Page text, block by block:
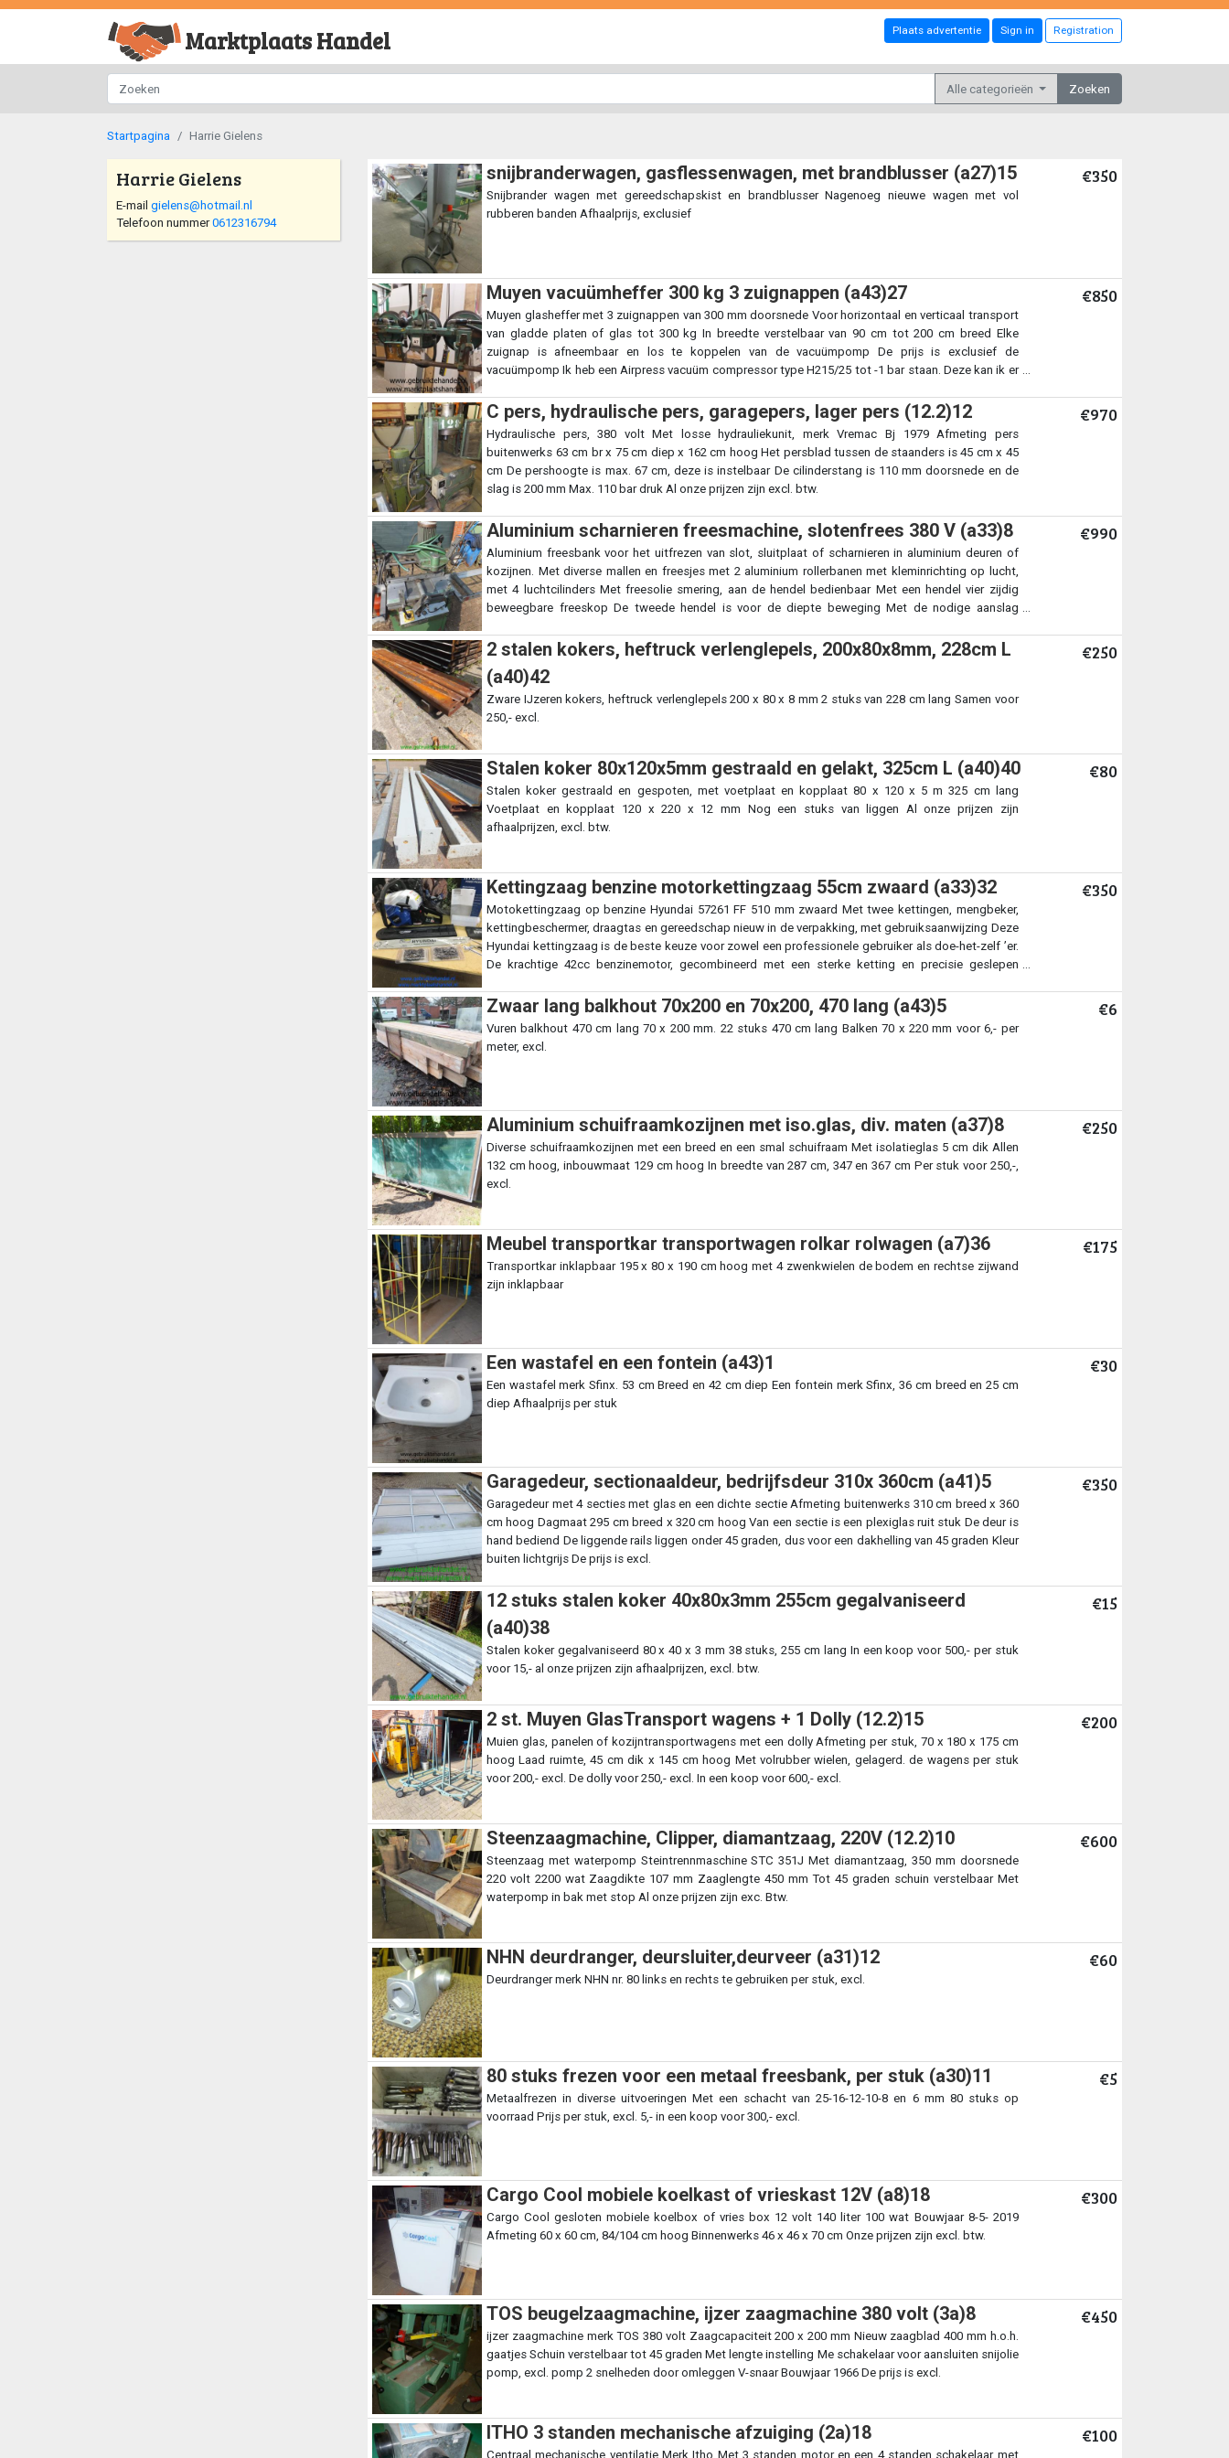
Marktplaats Handel Plaats advertentie Sign in Registration
Alle categorieën Zoeken
Startpagina Harrie Gielens
Harrie Gielens
E-mail gielens@hotmail.nl
Telefoon nummer0612316794
snijbranderwagen, gasflessenwagen, met brandblusser (a27)15 €350
Snijbrander wagen met gereedschapskist en brandblusser Nagenoeg nieuwe wagen met vol
rubberen banden Afhaalprijs, exclusief
Muyen vacuümheffer 300 kg 3 zuignappen (a43)27 €850
Muyen glasheffer met 3 zuignappen van 300 mm doorsnede Voor horizontaal en verticaal transport
van gladde platen of glas tot 300 kg In breedte verstelbaar van 90 cm tot 200 cm breed Elke
zuignap is afneembaar en los te koppelen van de vacuümpomp De prijs is exclusief de
vacuümpomp Ik heb een Airpress vacuüm compressor type H215/25 tot -1 bar staan. Deze kan ik er
C pers, hydraulische pers, garagepers, lager pers (12.2)12 €970
Hydraulische pers, 380 volt Met losse hydrauliekunit, merk Vremac Bj 1979 Afmeting pers
buitenwerks 63 cm br x 75 cm diep x 162 cm hoog Het persblad tussen de staanders is 45 cm x 45
cm De pershoogte is max. 67 cm, deze is instelbaar De cilinderstang is 110 mm doorsnede en de
slag is 200 mm Max. 110 bar druk Al onze prijzen zijn excl. btw.
Aluminium scharnieren freesmachine, slotenfrees 380 V (a33)8 €990
Aluminium freesbank voor het uitfrezen van slot, sluitplaat of scharnieren in aluminium deuren of
kozijnen. Met diverse mallen en freesjes met 2 aluminium rollerbanen met kleminrichting op lucht,
met 4 luchtcilinders Met freesolie smering, aan de hendel bedienbaar Met een hendel vier zijdig
beweegbare freeskop De tweede hendel is voor de diepte beweging Met de nodige aanslag
2 stalen kokers, heftruck verlenglepels, 200x80x8mm, 228cm L
(a40)42
€250
Zware IJzeren kokers, heftruck verlenglepels 200 x 80 x 8 mm 2 stuks van 228 cm lang Samen voor
250,- excl.
Stalen koker 80x120x5mm gestraald en gelakt, 325cm L (a40)40 €80
Stalen koker gestraald en gespoten, met voetplaat en kopplaat 80 x 120 x 5 m 325 cm lang
Voetplaat en kopplaat 120 x 220 x 12 mm Nog een stuks van liggen Al onze prijzen zijn
afhaalprijzen, excl. btw.
Kettingzaag benzine motorkettingzaag 55cm zwaard (a33)32 €350
Motokettingzaag op benzine Hyundai 57261 FF 510 mm zwaard Met twee kettingen, mengbeker,
kettingbeschermer, draagtas en gereedschap nieuw in de verpakking, met gebruiksaanwijzing Deze
Hyundai kettingzaag is de beste keuze voor zowel een professionele gebruiker als doe-het-zelf ’er.
De krachtige 42cc benzinemotor, gecombineerd met een sterke ketting en precisie geslepen
wordt aangestuurd door een krachtige benzine motor 42cc (2-takt). Deze luchtgekoelde 0.9 pk
motor is uitgerust met de nieuwste Euro 2 technologie. Dit zorgt ervoor dat de motor eenvoudig
start en lang te gebruiken is. Bovendien is deze vriendelijk voor milieu en omgeving door een laag
brandstofverbruik en weinig geluidsoverlast. De prijzen zijn afhaalprijzen, excl.
Zwaar lang balkhout 70x200 en 70x200, 470 lang (a43)5 €6
Vuren balkhout 470 cm lang 70 x 200 mm. 22 stuks 470 cm lang Balken 70 x 220 mm voor 6,- per
meter, excl.
Aluminium schuifraamkozijnen met iso.glas, div. maten (a37)8 €250
Diverse schuifraamkozijnen met een breed en een smal schuifraam Met isolatieglas 5 cm dik Allen
132 cm hoog, inbouwmaat 129 cm hoog In breedte van 287 cm, 347 en 367 cm Per stuk voor 250,-,
excl.
Meubel transportkar transportwagen rolkar rolwagen (a7)36 €175
Transportkar inklapbaar 195 x 80 x 190 cm hoog met 4 zwenkwielen de bodem en rechtse zijwand
zijn inklapbaar
Een wastafel en een fontein (a43)1 €30
Een wastafel merk Sfinx. 53 cm Breed en 42 cm diep Een fontein merk Sfinx, 36 cm breed en 25 cm
diep Afhaalprijs per stuk
Garagedeur, sectionaaldeur, bedrijfsdeur 310x 360cm (a41)5 €350
Garagedeur met 4 secties met glas en een dichte sectie Afmeting buitenwerks 310 cm breed x 360
cm hoog Dagmaat 295 cm breed x 320 cm hoog Van een sectie is een plexiglas ruit stuk De deur is
hand bediend De liggende rails liggen onder 45 graden, dus voor een dakhelling van 45 graden Kleur
buiten lichtgrijs De prijs is excl.
12 stuks stalen koker 40x80x3mm 255cm gegalvaniseerd
(a40)38
€15
Stalen koker gegalvaniseerd 80 x 40 x 3 mm 38 stuks, 255 cm lang In een koop voor 500,- per stuk
voor 15,- al onze prijzen zijn afhaalprijzen, excl. btw.
2 st. Muyen GlasTransport wagens + 1 Dolly (12.2)15 €200
Muien glas, panelen of kozijntransportwagens met een dolly Afmeting per stuk, 70 x 180 x 175 cm
hoog Laad ruimte, 45 cm dik x 145 cm hoog Met volrubber wielen, gelagerd. de wagens per stuk
voor 200,- excl. De dolly voor 250,- excl. In een koop voor 600,- excl.
Steenzaagmachine, Clipper, diamantzaag, 220V (12.2)10 €600
Steenzaag met waterpomp Steintrennmaschine STC 351J Met diamantzaag, 350 mm doorsnede
220 volt 2200 wat Zaagdikte 107 mm Zaaglengte 450 mm Tot 45 graden schuin verstelbaar Met
waterpomp in bak met stop Al onze prijzen zijn exc. Btw.
NHN deurdranger, deursluiter,deurveer (a31)12 €60
Deurdranger merk NHN nr. 80 links en rechts te gebruiken per stuk, excl.
80 stuks frezen voor een metaal freesbank, per stuk (a30)11 €5
Metaalfrezen in diverse uitvoeringen Met een schacht van 25-16-12-10-8 en 6 mm 80 stuks op
voorraad Prijs per stuk, excl. 5,- in een koop voor 300,- excl.
Cargo Cool mobiele koelkast of vrieskast 12V (a8)18 €300
Cargo Cool gesloten mobiele koelbox of vries box 12 volt 140 liter 100 wat Bouwjaar 8-5- 2019
Afmeting 60 x 60 cm, 84/104 cm hoog Binnenwerks 46 x 46 x 70 cm Onze prijzen zijn excl. btw.
TOS beugelzaagmachine, ijzer zaagmachine 380 volt (3a)8 €450
ijzer zaagmachine merk TOS 380 volt Zaagcapaciteit 200 x 200 mm Nieuw zaagblad 400 mm h.o.h.
gaatjes Schuin verstelbaar tot 45 graden Met lengte instelling Me schakelaar voor aansluiten snijolie
pomp, excl. pomp 2 snelheden door omleggen V-snaar Bouwjaar 1966 De prijs is excl.
ITHO 3 standen mechanische afzuiging (2a)18 €100
Centraal mechanische ventilatie Merk Itho Met 3 standen motor en een 4 standen schakelaar met